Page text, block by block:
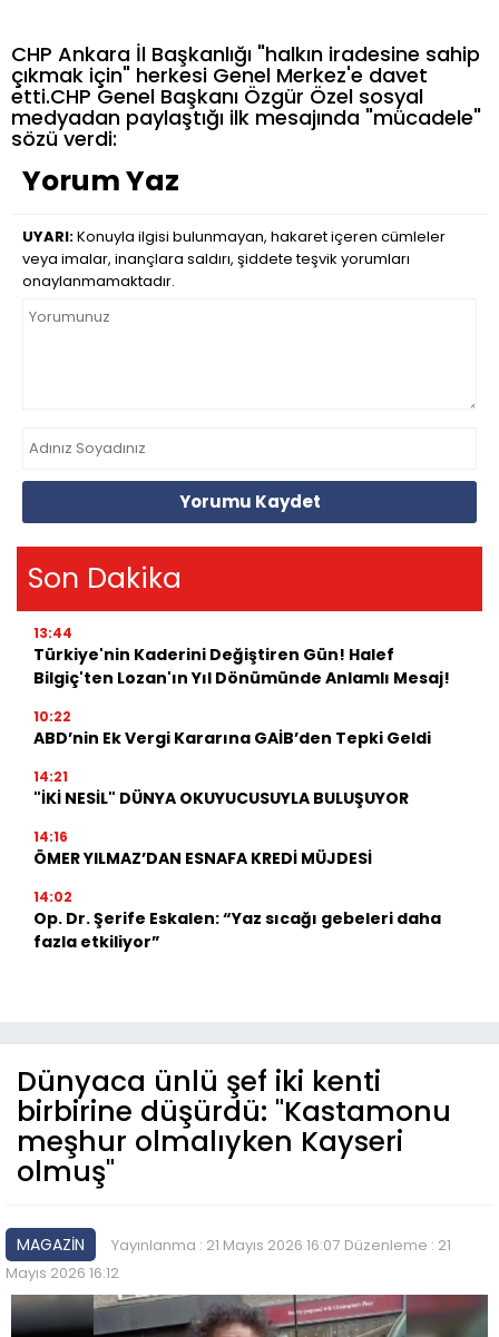
CHP Ankara İl Başkanlığı "halkın iradesine sahip
çıkmak için" herkesi Genel Merkez'e davet
etti.CHP Genel Başkanı Özgür Özel sosyal
medyadan paylaştığı ilk mesajında "mücadele"
sözü verdi:
Yorum Yaz
UYARI:Konuyla ilgisi bulunmayan, hakaret içeren cümleler
veya imalar, inançlara saldırı, şiddete teşvik yorumları
onaylanmamaktadır.
Yorumu Kaydet
Son Dakika
13:44
Türkiye'nin Kaderini Değiştiren Gün! Halef
Bilgiç'ten Lozan'ın Yıl Dönümünde Anlamlı Mesaj!
10:22
ABD’nin Ek Vergi Kararına GAİB’den Tepki Geldi
14:21
"İKİ NESİL" DÜNYA OKUYUCUSUYLA BULUŞUYOR
14:16
ÖMER YILMAZ’DAN ESNAFA KREDİ MÜJDESİ
14:02
Op. Dr. Şerife Eskalen: “Yaz sıcağı gebeleri daha
fazla etkiliyor”
Dünyaca ünlü şef iki kenti
birbirine düşürdü: "Kastamonu
meşhur olmalıyken Kayseri
olmuş"
MAGAZİN Yayınlanma : 21 Mayıs 2026 16:07 Düzenleme : 21
Mayıs 2026 16:12